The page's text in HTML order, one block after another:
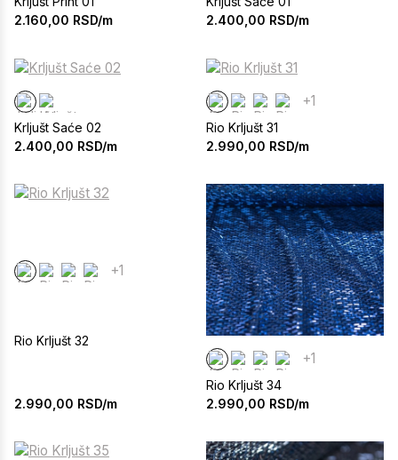
2.160,00 RSD/m
2.400,00 RSD/m
Krljušt Saće 02
2.400,00 RSD/m
+1
Rio Krljušt 31
2.990,00 RSD/m
+1
Rio Krljušt 32
2.990,00 RSD/m
+1
Rio Krljušt 34
2.990,00 RSD/m